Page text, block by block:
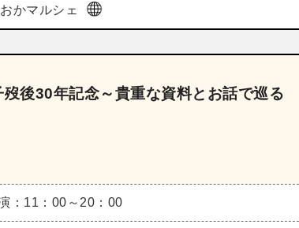
かマルシェ
後30年記念～貴重な資料とお話で巡る
：11：00～20：00